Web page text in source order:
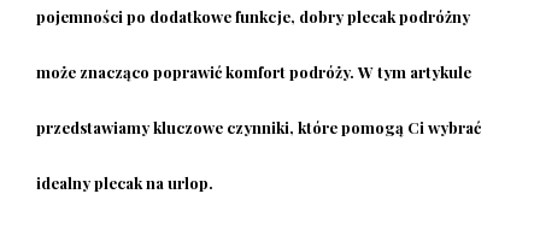
pojemności po dodatkowe funkcje, dobry plecak podróżny
może znacząco poprawić komfort podróży. W tym artykule
przedstawiamy kluczowe czynniki, które pomogą Ci wybrać
idealny plecak na urlop.